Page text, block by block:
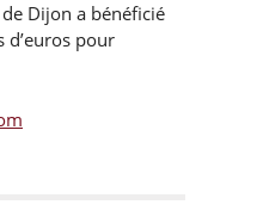
Dijon a bénéficié
d’euros pour